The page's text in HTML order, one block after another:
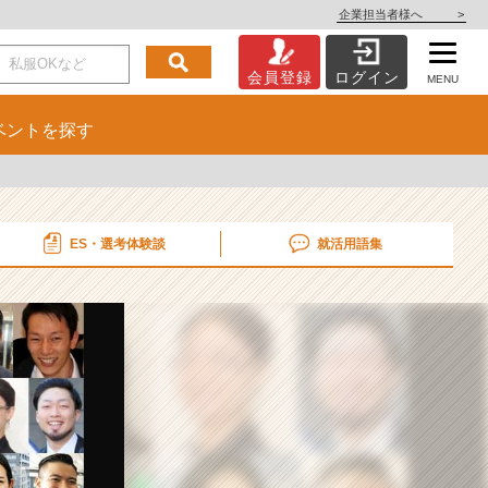
企業担当者様へ >
会員登録 ログイン MENU
ント を探す
ES・選考体験談 就活用語集